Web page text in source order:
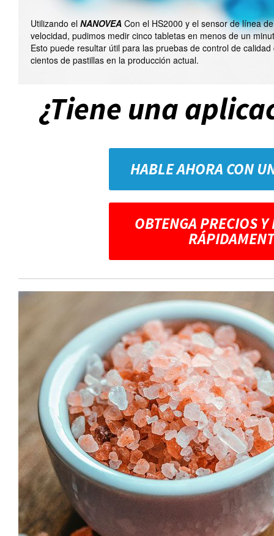
Utilizando el NANOVEACon el HS2000 y el sensor de línea
velocidad, pudimos medir cinco tabletas en menos de un
Esto puede resultar útil para las pruebas de control de calidad
cientos de pastillas en la producción actual.
¿Tiene una
HABLE AHORA CON
OBTENGA PRECIOS Y